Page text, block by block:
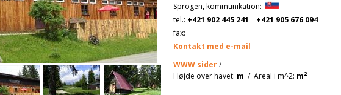
Sprogen, kommunikation:
tel.: +421 902 445 241
+421 905 676 094
fax:
Kontakt med e-mail
WWW sider/
Højde over havet: m / Areal i m^2: m2